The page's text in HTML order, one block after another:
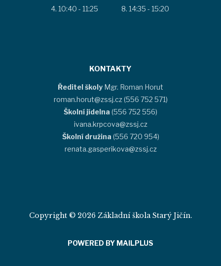
10:40 - 11:25 14:35 - 15:20
KONTAKTY
Ředitel školy Mgr. Roman Horut
roman.horut@zssj.cz (556 752 571)
Školní jídelna (556 752 556)
ivana.krpcova@zssj.cz
Školní družina (556 720 954)
renata.gasperikova@zssj.cz
Copyright © 2026 Základní škola Starý Jičín.
POWERED BY MAILPLUS